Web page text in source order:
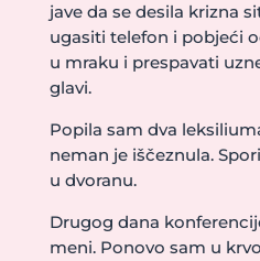
jave da se desila krizna
ugasiti telefon i pobjeći
u mraku i prespavati
glavi.
Popila sam dva
neman je iščeznula.
u dvoranu.
Drugog dana
meni. Ponovo sam u